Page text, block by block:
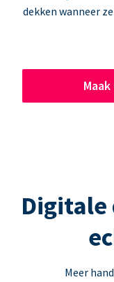
dekken wanneer
Meer